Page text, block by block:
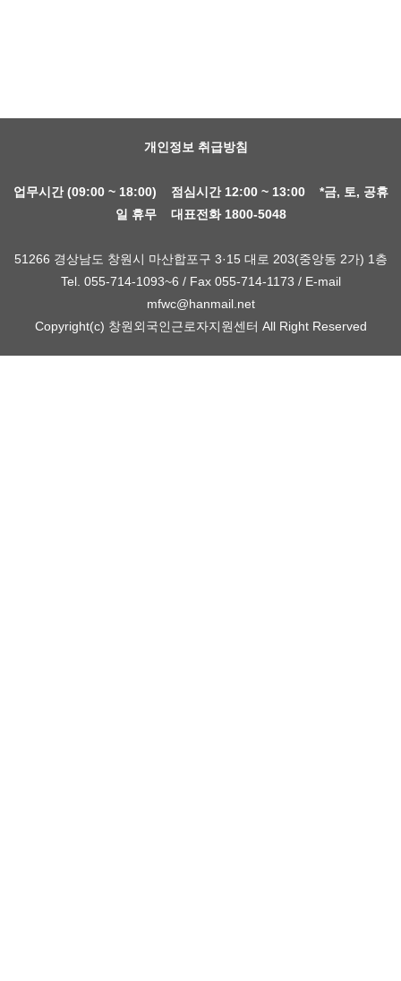
개인정보 취급방침
업무시간 (09:00 ~ 18:00) 점심시간 12:00 ~ 13:00 *금, 토, 공휴
일 휴무 대표전화 1800-5048
51266 경상남도 창원시 마산합포구 3·15 대로 203(중앙동 2가) 1층
Tel. 055-714-1093~6 / Fax 055-714-1173 / E-mail
mfwc@hanmail.net
Copyright(c) 창원외국인근로자지원센터 All Right Reserved